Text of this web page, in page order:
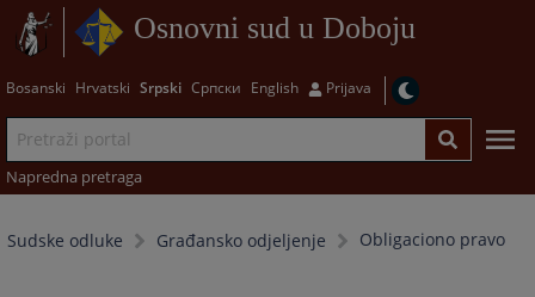
Osnovni sud u Doboju
Bosanski Hrvatski Srpski Српски English Prijava
Napredna pretraga
Sudske odluke Građansko odjeljenje Obligaciono pravo